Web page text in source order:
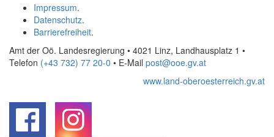
Impressum.
Datenschutz.
Barrierefreiheit.
Amt der Oö. Landesregierung • 4021 Linz, Landhausplatz 1 •
Telefon (+43 732) 77 20-0 • E-Mail post@ooe.gv.at
www.land-oberoesterreich.gv.at